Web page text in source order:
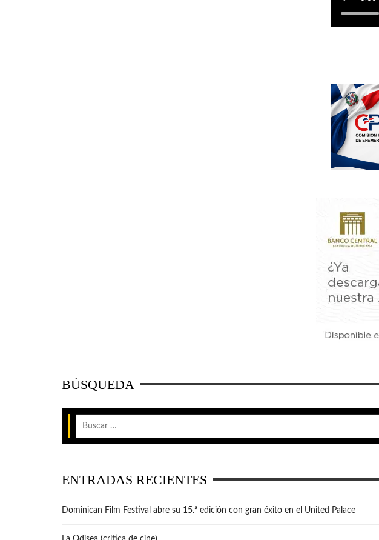
BÚSQUEDA
ENTRADAS RECIENTES
Dominican Film Festival abre su 15.ª edición con gran éxito en el United Palace